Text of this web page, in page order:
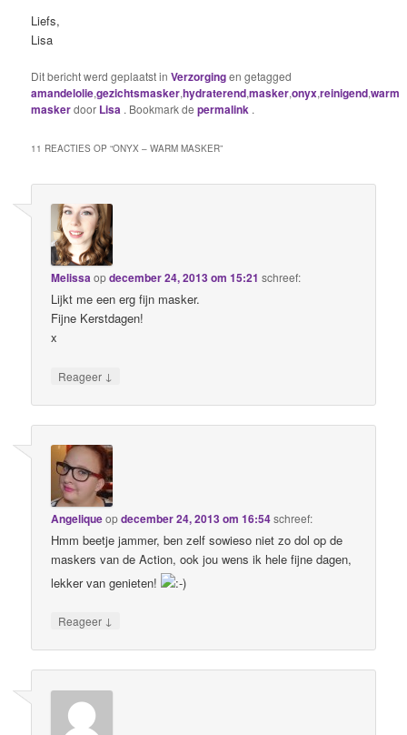
Liefs,
Lisa
Dit bericht werd geplaatst inVerzorgingen getagged
amandelolie,gezichtsmasker,hydraterend,masker,onyx,reinigend,warm
maskerdoor Lisa . Bookmark depermalink .
11 REACTIES OP “ONYX – WARM MASKER”
Melissaopdecember 24, 2013 om 15:21 schreef:
Lijkt me een erg fijn masker.
Fijne Kerstdagen!
x
Reageer ↓
Angeliqueopdecember 24, 2013 om 16:54schreef:
Hmm beetje jammer, ben zelf sowieso niet zo dol op de
maskers van de Action, ook jou wens ik hele fijne dagen,
lekker van genieten!
Reageer ↓